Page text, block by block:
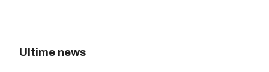
Ultime news